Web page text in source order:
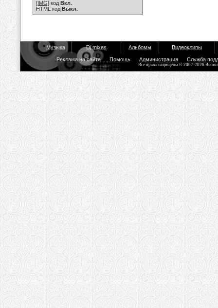
[IMG] код Вкл.
HTML код Выкл.
Музыка Dj mixes Альбомы Видеоклипы
Реклама на сайте Помощь Администрация Служба
Все права защищены © 2007-2026